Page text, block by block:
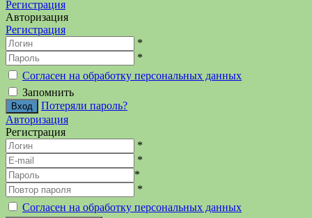
Регистрация
Авторизация
Регистрация
*
*
Согласен на обработку персональных данных
Запомнить
Потеряли пароль?
Авторизация
Регистрация
*
*
*
*
Согласен на обработку персональных данных